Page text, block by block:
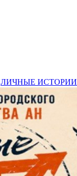
ЛИЧНЫЕ ИСТОРИИ